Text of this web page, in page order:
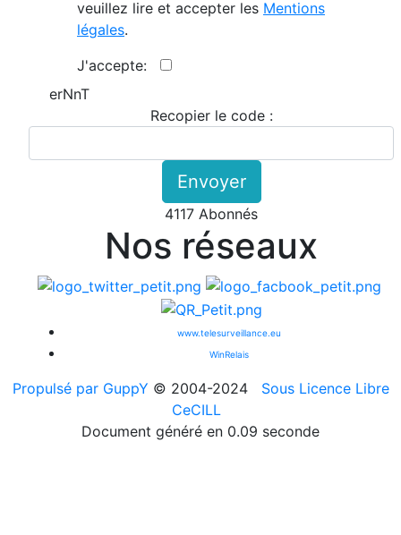
veuillez lire et accepter les Mentions
légales.
J'accepte:
erNnT
Recopier le code :
Envoyer
4117 Abonnés
Nos réseaux
www.telesurveillance.eu
WinRelais
Propulsé par GuppY © 2004-2024
Sous Licence Libre
CeCILL
Document généré en 0.09 seconde